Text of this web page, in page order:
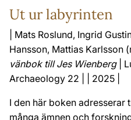
Ut ur labyrinten
| Mats Roslund, Ingrid
Hansson, Mattias Karlsson
vänbok till Jes Wienberg|
Archaeology 22 | | 2025 |
I den här boken
många ämnen och